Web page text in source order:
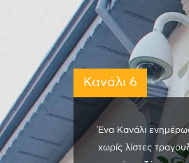
Κανάλι 6
Ένα Κανάλι
χωρίς λίστες